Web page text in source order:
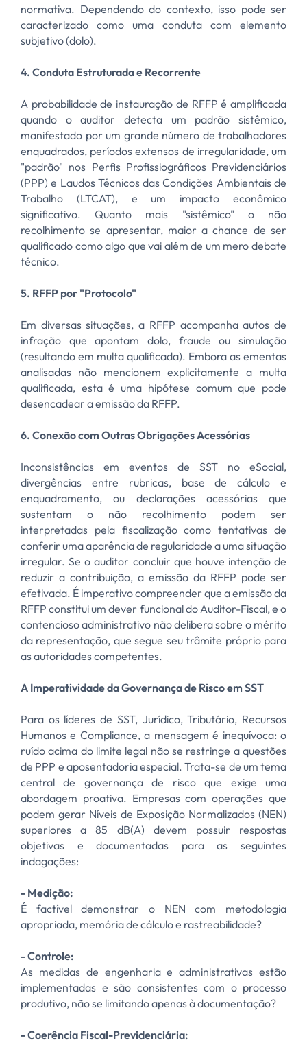
normativa. Dependendo do contexto, isso pode ser
caracterizado como uma conduta com elemento
subjetivo (dolo).
4. Conduta Estruturada e Recorrente
A probabilidade de instauração de RFFP é amplificada
quando o auditor detecta um padrão sistêmico,
manifestado por um grande número de trabalhadores
enquadrados, períodos extensos de irregularidade, um
"padrão" nos Perfis Profissiográficos Previdenciários
(PPP) e Laudos Técnicos das Condições Ambientais de
Trabalho (LTCAT), e um impacto econômico
significativo. Quanto mais "sistêmico" o não
recolhimento se apresentar, maior a chance de ser
qualificado como algo que vai além de um mero debate
técnico.
5. RFFP por "Protocolo"
Em diversas situações, a RFFP acompanha autos de
infração que apontam dolo, fraude ou simulação
(resultando em multa qualificada). Embora as ementas
analisadas não mencionem explicitamente a multa
qualificada, esta é uma hipótese comum que pode
desencadear a emissão da RFFP.
6. Conexão com Outras Obrigações Acessórias
Inconsistências em eventos de SST no eSocial,
divergências entre rubricas, base de cálculo e
enquadramento, ou declarações acessórias que
sustentam o não recolhimento podem ser
interpretadas pela fiscalização como tentativas de
conferir uma aparência de regularidade a uma situação
irregular. Se o auditor concluir que houve intenção de
reduzir a contribuição, a emissão da RFFP pode ser
efetivada. É imperativo compreender que a emissão da
RFFP constitui um dever funcional do Auditor-Fiscal, e o
contencioso administrativo não delibera sobre o mérito
da representação, que segue seu trâmite próprio para
as autoridades competentes.
A Imperatividade da Governança de Risco em SST
Para os líderes de SST, Jurídico, Tributário, Recursos
Humanos e Compliance, a mensagem é inequívoca: o
ruído acima do limite legal não se restringe a questões
de PPP e aposentadoria especial. Trata-se de um tema
central de governança de risco que exige uma
abordagem proativa. Empresas com operações que
podem gerar Níveis de Exposição Normalizados (NEN)
superiores a 85 dB(A) devem possuir respostas
objetivas e documentadas para as seguintes
indagações:
- Medição:
É factível demonstrar o NEN com metodologia
apropriada, memória de cálculo e rastreabilidade?
- Controle:
As medidas de engenharia e administrativas estão
implementadas e são consistentes com o processo
produtivo, não se limitando apenas à documentação?
- Coerência Fiscal-Previdenciária: